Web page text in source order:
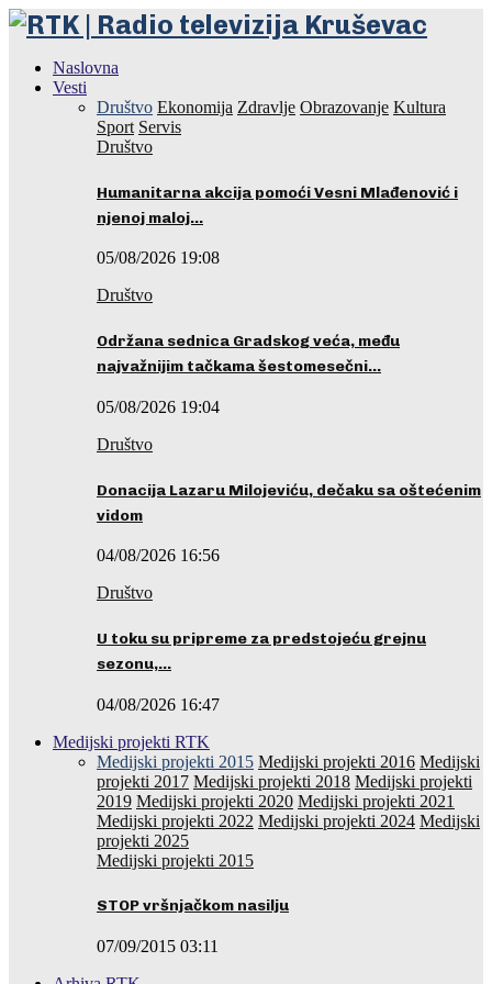
Naslovna
Vesti
Društvo Ekonomija Zdravlje Obrazovanje Kultura
Sport Servis
Društvo
Humanitarna akcija pomoći Vesni Mlađenović i
njenoj maloj…
05/08/2026 19:08
Društvo
Održana sednica Gradskog veća, među
najvažnijim tačkama šestomesečni…
05/08/2026 19:04
Društvo
Donacija Lazaru Milojeviću, dečaku sa oštećenim
vidom
04/08/2026 16:56
Društvo
U toku su pripreme za predstojeću grejnu
sezonu,…
04/08/2026 16:47
Medijski projekti RTK
Medijski projekti 2015 Medijski projekti 2016 Medijski
projekti 2017 Medijski projekti 2018 Medijski projekti
2019 Medijski projekti 2020 Medijski projekti 2021
Medijski projekti 2022 Medijski projekti 2024 Medijski
projekti 2025
Medijski projekti 2015
STOP vršnjačkom nasilju
07/09/2015 03:11